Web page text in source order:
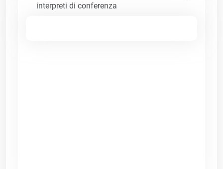
interpreti di conferenza